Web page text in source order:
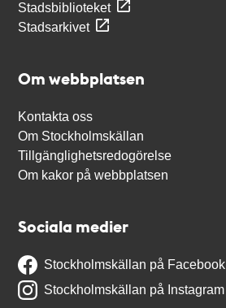
Stadsbiblioteket
Stadsarkivet
Om webbplatsen
Kontakta oss
Om Stockholmskällan
Tillgänglighetsredogörelse
Om kakor på webbplatsen
Sociala medier
Stockholmskällan på Facebook
Stockholmskällan på Instagram